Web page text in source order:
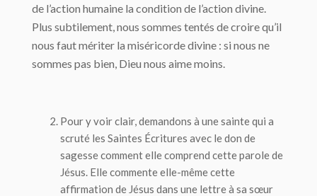
de l’action humaine la condition de l’action divine.
Plus subtilement, nous sommes tentés de croire qu’il
nous faut mériter la miséricorde divine : si nous ne
sommes pas bien, Dieu nous aime moins.
Pour y voir clair, demandons à une sainte qui a
scruté les Saintes Écritures avec le don de
sagesse comment elle comprend cette parole de
Jésus. Elle commente elle-même cette
affirmation de Jésus dans une lettre à sa sœur